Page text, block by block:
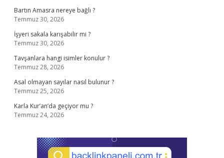
Bartın Amasra nereye bağlı ?
Temmuz 30, 2026
İşyeri sakala karışabilir mi ?
Temmuz 30, 2026
Tavşanlara hangi isimler konulur ?
Temmuz 28, 2026
Asal olmayan sayılar nasıl bulunur ?
Temmuz 25, 2026
Karla Kur’an’da geçiyor mu ?
Temmuz 24, 2026